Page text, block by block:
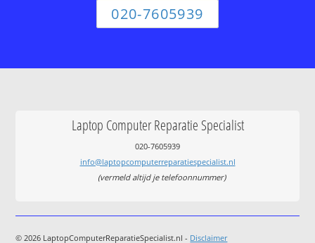
020-7605939
Laptop Computer Reparatie Specialist
020-7605939
info@laptopcomputerreparatiespecialist.nl
(vermeld altijd je telefoonnummer)
© 2026 LaptopComputerReparatieSpecialist.nl - Disclaimer